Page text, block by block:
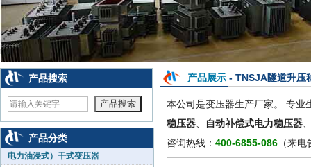
null
null
null
null 产品搜索
产品分类
电力油浸式）干式变压器
产品展示 - TNSJA隧道升压
本公司是变压器生产厂家。 专业
稳压器
自动补偿式电力稳压器
咨询热线： 400-6855-086 （来